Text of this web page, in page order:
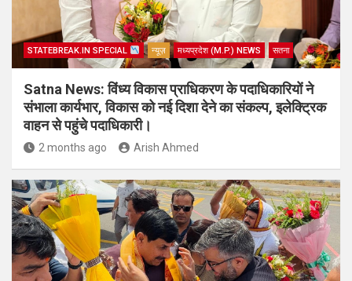
STATEBREAK.IN SPECIAL न्यूज़ मध्यप्रदेश (M.P.) NEWS सतना
Satna News: विंध्य विकास प्राधिकरण के पदाधिकारियों ने
संभाला कार्यभार, विकास को नई दिशा देने का संकल्प, इलेक्ट्रिक
वाहन से पहुंचे पदाधिकारी।
2 months ago Arish Ahmed